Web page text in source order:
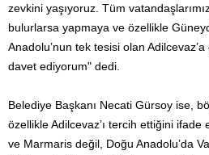
zevkini yaşıyoruz. Tüm
bulurlarsa yapmaya ve özellikle
Anadolu’nun tek tesisi olan
davet ediyorum" dedi.
Belediye Başkanı Necati Gürsoy ise,
özellikle Adilcevaz’ı tercih ettiğini ifade
ve Marmaris değil, Doğu Anadolu’da